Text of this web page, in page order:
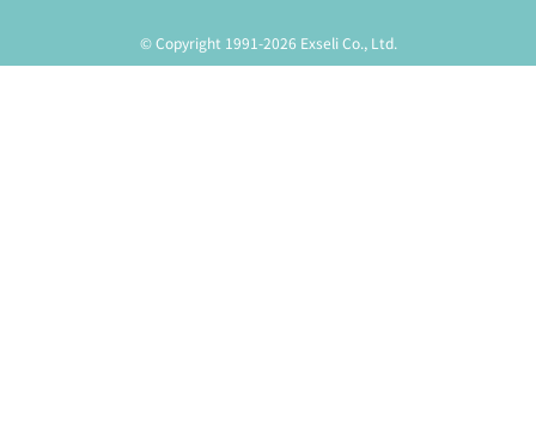
© Copyright 1991-2026 Exseli Co., Ltd.